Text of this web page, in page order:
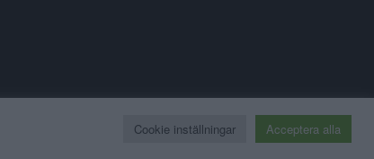
⇧
Cookie inställningar Acceptera alla